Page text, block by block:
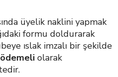
üyelik naklini yapmak
formu doldurarak
ıslak imzalı bir şekilde
olarak